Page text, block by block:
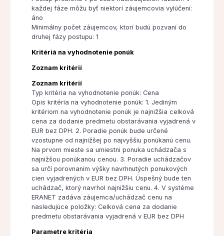
každej fáze môžu byť niektorí záujemcovia vylúčení:
áno
Minimálny počet záujemcov, ktorí budú pozvaní do
druhej fázy postupu: 1
Kritériá na vyhodnotenie ponúk
Zoznam kritérií
Zoznam kritérií
Typ kritéria na vyhodnotenie ponúk: Cena
Opis kritéria na vyhodnotenie ponúk: 1. Jediným
kritériom na vyhodnotenie ponúk je najnižšia celková
cena za dodanie predmetu obstarávania vyjadrená v
EUR bez DPH. 2. Poradie ponúk bude určené
vzostupne od najnižšej po najvyššiu ponúkanú cenu.
Na prvom mieste sa umiestni ponuka uchádzača s
najnižšou ponúkanou cenou. 3. Poradie uchádzačov
sa určí porovnaním výšky navrhnutých ponukových
cien vyjadrených v EUR bez DPH. Úspešný bude ten
uchádzač, ktorý navrhol najnižšiu cenu. 4. V systéme
ERANET zadáva záujemca/uchádzač cenu na
nasledujúce položky: Celková cena za dodanie
predmetu obstarávania vyjadrená v EUR bez DPH
Parametre kritéria